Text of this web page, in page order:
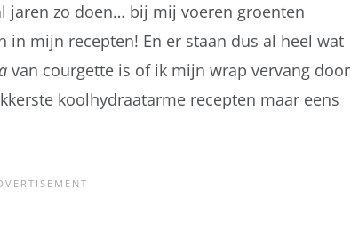
jaren zo doen… bij mij voeren groenten
mijn recepten! En er staan dus al heel wat
van courgette is of ik mijn wrap vervang door
koolhydraatarme recepten maar eens